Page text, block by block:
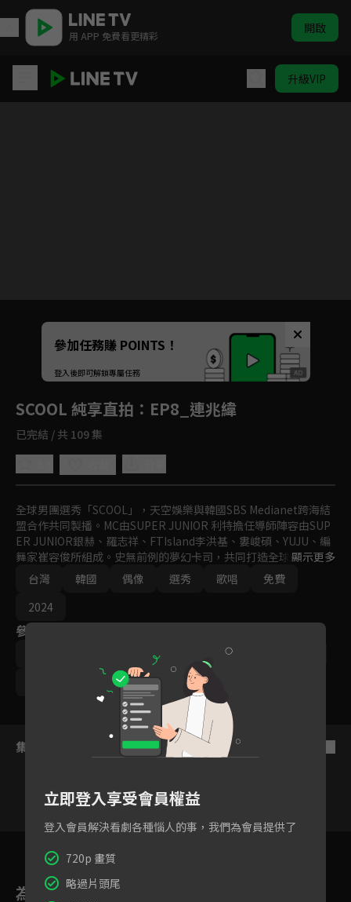
用 APP 免費看更精彩 開啟
升級VIP
Unmute
如有不便請見諒
參加任務賺 POINTS！
登入後即可解鎖專屬任務
SCOOL 純享直拍 ：EP8_連兆緯
已完結 / 共 109 集
全球男團選秀「SCOOL」，天空娛樂與韓國SBS Medianet跨海結
盟合作共同製播。MC由SUPER JUNIOR 利特擔任導師陣容由SUP
ER JUNIOR銀赫、羅志祥、FTIsland李洪基、婁峻碩、YUJU、編
舞家崔容俊所組成。史無前例的夢幻卡司，共同打造全球新指標偶
像男團。
顯示更多
台灣
韓國 偶像 選秀 歌唱
免費
2024
參與演員
婁峻碩
崔容俊
集數列表
為您推薦
立即登入享受會員權益
登入會員解決看劇各種惱人的事，我們為會員提供了
720p 畫質
略過片頭尾